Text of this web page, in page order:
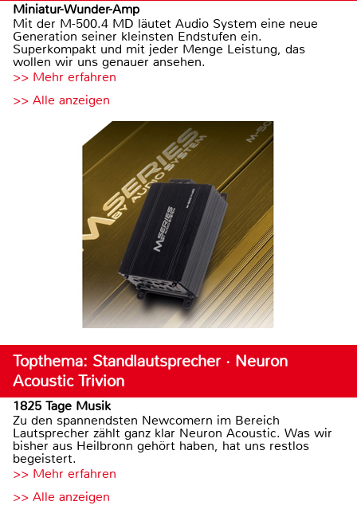
Miniatur-Wunder-Amp
Mit der M-500.4 MD läutet Audio System eine neue
Generation seiner kleinsten Endstufen ein.
Superkompakt und mit jeder Menge Leistung, das
wollen wir uns genauer ansehen.
>> Mehr erfahren
>> Alle anzeigen
Topthema: Standlautsprecher · Neuron
Acoustic Trivion
1825 Tage Musik
Zu den spannendsten Newcomern im Bereich
Lautsprecher zählt ganz klar Neuron Acoustic. Was wir
bisher aus Heilbronn gehört haben, hat uns restlos
begeistert.
>> Mehr erfahren
>> Alle anzeigen